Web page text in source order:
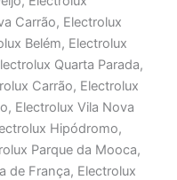
Carrão, Electrolux
Belém, Electrolux
Quarta Parada,
Carrão, Electrolux
Electrolux Vila Nova
Hipódromo,
Parque da Mooca,
de França, Electrolux